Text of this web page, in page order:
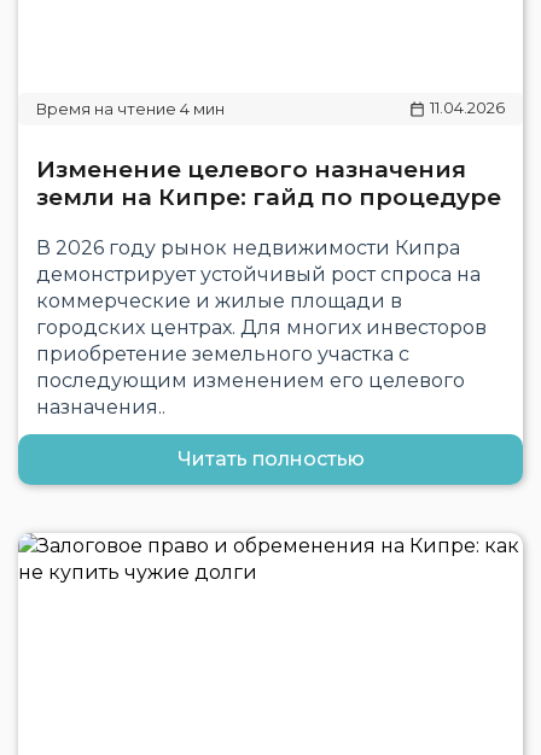
11.04.2026
Изменение целевого назначения
земли на Кипре: гайд по процедуре
В 2026 году рынок недвижимости Кипра
демонстрирует устойчивый рост спроса на
коммерческие и жилые площади в
городских центрах. Для многих инвесторов
приобретение земельного участка с
последующим изменением его целевого
назначения..
Читать полностью